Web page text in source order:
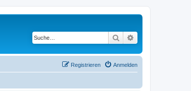
Suche
Anmelden
Registrieren